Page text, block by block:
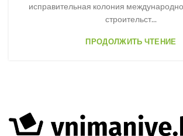
исправительная колония
строительст...
ПРОДОЛЖИТЬ ЧТЕНИЕ